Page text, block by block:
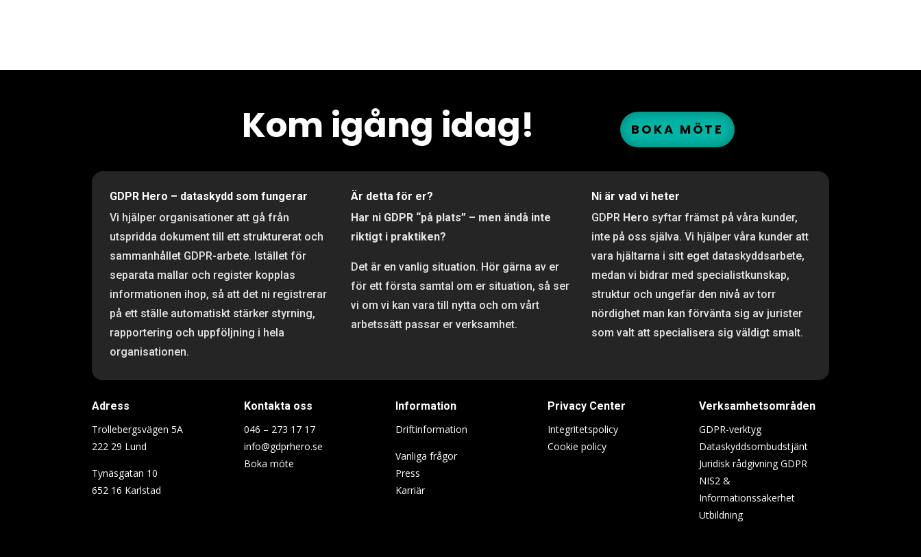
Kom igång idag! BOKA MÖTE
GDPR Hero – dataskydd som fungerar
Vi hjälper organisationer att gå från
utspridda dokument till ett strukturerat och
sammanhållet GDPR-arbete. Istället för
separata mallar och register kopplas
informationen ihop, så att det ni registrerar
på ett ställe automatiskt stärker styrning,
rapportering och uppföljning i hela
organisationen.
Är detta för er?
Har ni GDPR “på plats” – men ändå inte
riktigt i praktiken?
Det är en vanlig situation. Hör gärna av er
för ett första samtal om er situation, så ser
vi om vi kan vara till nytta och om vårt
arbetssätt passar er verksamhet.
Ni är vad vi heter
GDPR Hero syftar främst på våra kunder,
inte på oss själva. Vi hjälper våra kunder att
vara hjältarna i sitt eget dataskyddsarbete,
medan vi bidrar med specialistkunskap,
struktur och ungefär den nivå av torr
nördighet man kan förvänta sig av jurister
som valt att specialisera sig väldigt smalt.
Adress
Trollebergsvägen 5A
222 29 Lund
Tynäsgatan 10
652 16 Karlstad
Kontakta oss
046 – 273 17 17
info@gdprhero.se
Boka möte
Information
Driftinformation
Vanliga frågor
Press
Karriär
Privacy Center
Integritetspolicy
Cookie policy
Verksamhetsområden
GDPR-verktyg
Dataskyddsombudstjänt
Juridisk rådgivning GDPR
NIS2 &
Informationssäkerhet
Utbildning